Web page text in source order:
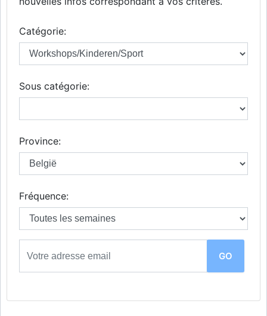
Catégorie:
Sous catégorie:
Province:
Fréquence: